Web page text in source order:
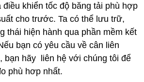
điều khiển tốc độ băng tải phù hợp
cho trước. Ta có thể lưu trữ,
thái hiện hành qua phần mềm kết
bạn có yêu cầu về cân liên
bạn hãy liên hệ với chúng tôi để
phù hơp nhất.